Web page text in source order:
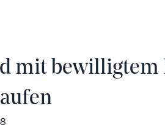
mit